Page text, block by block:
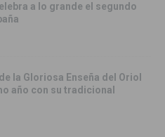
a lo grande el segundo
la Gloriosa Enseña del Oriol
año con su tradicional